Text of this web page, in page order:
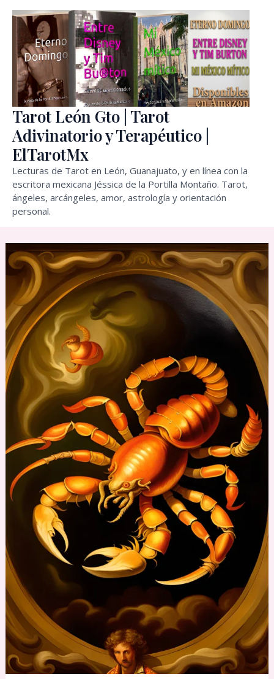
contenido
Tarot León Gto | Tarot
Adivinatorio y Terapéutico |
ElTarotMx
Lecturas de Tarot en León, Guanajuato, y en línea con la
escritora mexicana Jéssica de la Portilla Montaño. Tarot,
ángeles, arcángeles, amor, astrología y orientación
personal.